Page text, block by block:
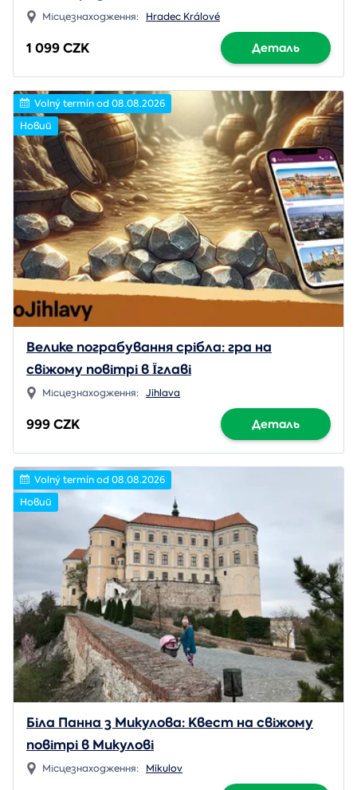
Місцезнаходження: Hradec Králové
1 099 CZK Деталь
Volný termín od 08.08.2026
Новий
Велике пограбування срібла: гра на
свіжому повітрі в Їглаві
Місцезнаходження: Jihlava
999 CZK Деталь
Volný termín od 08.08.2026
Новий
Біла Панна з Микулова: Квест на свіжому
повітрі в Микулові
Місцезнаходження: Mikulov